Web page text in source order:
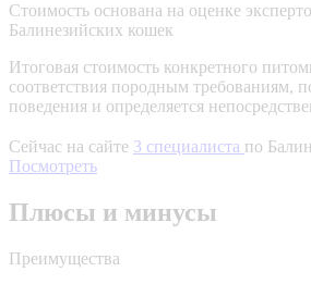
Стоимость основана на оценке
Балинезийских кошек
Итоговая стоимость конкретного
соответствия породным требованиям,
поведения и определяется
Сейчас на сайте 3 специалиста по
Посмотреть
Плюсы и минусы
Преимущества